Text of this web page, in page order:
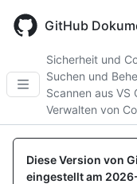
main
GitHub
Sicherheit und
Suchen und
Scannen aus VS
Verwalten von
Diese Version von
eingestellt am